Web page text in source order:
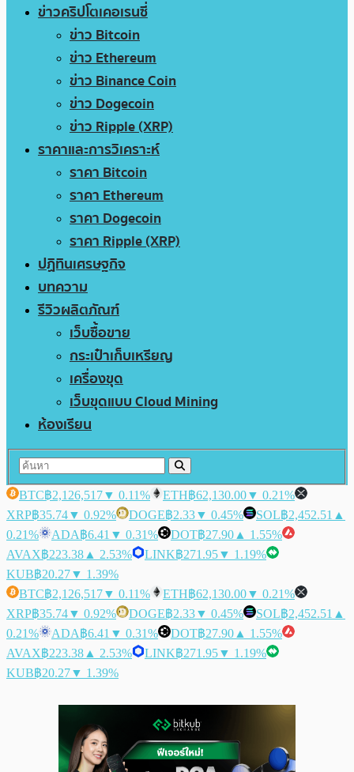
ข่าวคริปโตเคอเรนซี่
ข่าว Bitcoin
ข่าว Ethereum
ข่าว Binance Coin
ข่าว Dogecoin
ข่าว Ripple (XRP)
ราคาและการวิเคราะห์
ราคา Bitcoin
ราคา Ethereum
ราคา Dogecoin
ราคา Ripple (XRP)
ปฏิทินเศรษฐกิจ
บทความ
รีวิวผลิตภัณฑ์
เว็บซื้อขาย
กระเป๋าเก็บเหรียญ
เครื่องขุด
เว็บขุดแบบ Cloud Mining
ห้องเรียน
BTC฿2,126,517▼ 0.11% ETH฿62,130.00▼ 0.21%
XRP฿35.74▼ 0.92% DOGE฿2.33▼ 0.45% SOL฿2,452.51 ▲
0.21%
ADA฿6.41 ▼ 0.31% DOT฿27.90 ▲ 1.55%
AVAX฿223.38 ▲ 2.53% LINK฿271.95▼ 1.19%
KUB฿20.27▼ 1.39%
BTC฿2,126,517▼ 0.11% ETH฿62,130.00▼ 0.21%
XRP฿35.74▼ 0.92% DOGE฿2.33▼ 0.45% SOL฿2,452.51 ▲
0.21%
ADA฿6.41 ▼ 0.31% DOT฿27.90 ▲ 1.55%
AVAX฿223.38 ▲ 2.53% LINK฿271.95▼ 1.19%
KUB฿20.27▼ 1.39%